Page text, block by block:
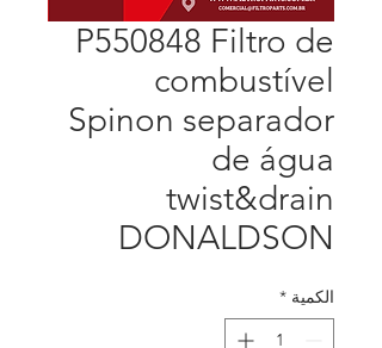
P550848 Filtro de
combustível
Spinon separador
de água
twist&drain
DONALDSON
الكمية *